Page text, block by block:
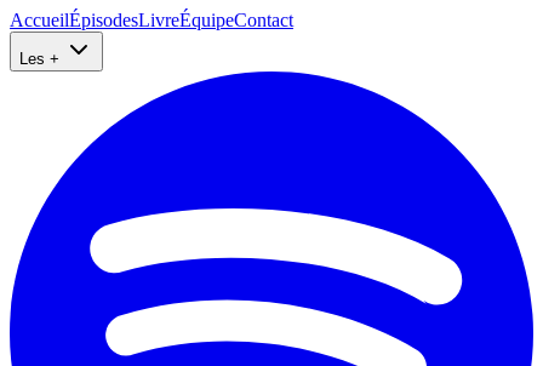
AccueilÉpisodesLivreÉquipeContact
Les +